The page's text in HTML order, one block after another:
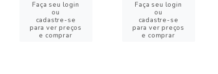
Faça seu login
ou
cadastre-se
para ver preços
e comprar
Faça seu login
ou
cadastre-se
para ver preços
e comprar